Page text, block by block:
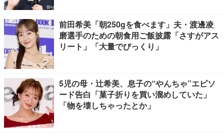
前田希美「朝250gを食べます」夫・渡邊凌
磨選手のための朝食用ご飯披露「さすがアス
リート」「大量でびっくり」
5児の母・辻希美、息子の“やんちゃ”エピソ
ード告白「菓子折りを買い溜めしていた」
「物を壊しちゃったとか」